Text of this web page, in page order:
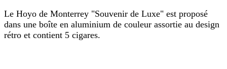
Le Hoyo de Monterrey "Souvenir de Luxe" est proposé
dans une boîte en aluminium de couleur assortie au design
rétro et contient 5 cigares.